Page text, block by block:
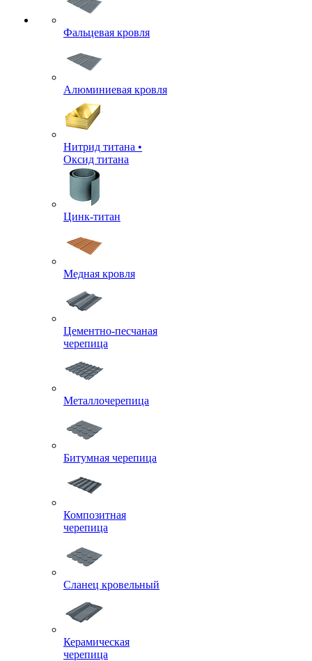
Фальцевая кровля
Алюминиевая кровля
Нитрид титана •
Оксид титана
Цинк-титан
Медная кровля
Цементно-песчаная
черепица
Металлочерепица
Битумная черепица
Композитная
черепица
Сланец кровельный
Керамическая
черепица